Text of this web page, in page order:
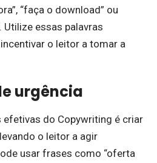
“faça o download” ou
Utilize essas palavras
o leitor a tomar a
urgência
efetivas do Copywriting é criar
o leitor a agir
usar frases como “oferta